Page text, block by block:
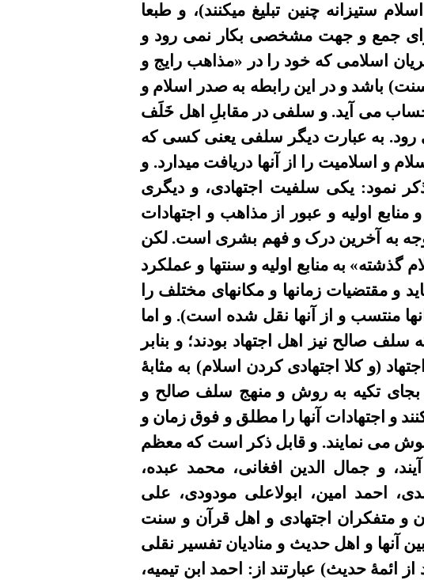
ستیزانه چنین تبلیغ میکنند)، و طبعا
جمع و جهت مشخصی بکار نمی رود و
اسلامی که خود را در «مذاهب رايج و
سنت) باشد و در این رابطه به صدر اسلام و
می آید. و سلفى در مقابلِ اهل خَلَف
رود. به عبارت دیگر سلفى یعنی کسی که
و اسلامیت را از آنها دریافتمید ارد. و
نمود: یکی سلفیت اجتهادی، و دیگری
اولیه و عبور از مذاهب و اجتهادات
به آخرین درک و فهم بشری است. لکن
گذشته» به منابع اولیه و سنتها و عملکرد
و مقتضیات زمانها و مکانهای مختلف را
منتسب و از آنها نقل شده است). و اما
سلف صالح نیز اهل اجتهاد بودند؛ و بنابر
(و کلا اجتهادی کردن اسلام) به مثابۀ
تکیه به روش و منهج سلف صالح و
و اجتهادات آنها را مطلق و فوق زمان و
می نمایند. و قابل ذکر است که معظم
،و جمال الدین افغانى، محمد عبده،
احمد امین، ابولاعلى مودودى، علی
و متفکران اجتهادى و اهل قرآن و سنت
آنها و اهل حدیث و منادیان تفسیر نقلی
حدیث) عبارتند از: احمد ابن تیمیه،